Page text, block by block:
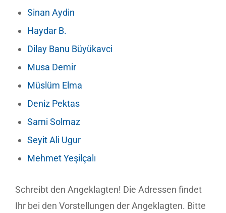
Sinan Aydin
Haydar B.
Dilay Banu Büyükavci
Musa Demir
Müslüm Elma
Deniz Pektas
Sami Solmaz
Seyit Ali Ugur
Mehmet Yeşilçalı
Schreibt den Angeklagten! Die Adressen findet
Ihr bei den Vorstellungen der Angeklagten. Bitte